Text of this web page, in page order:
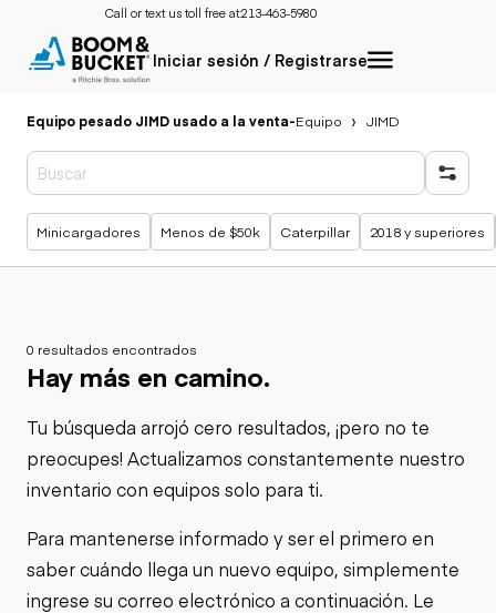
Call or text us toll free at:213-463-5980
Iniciar sesión / Registrarse
Equipo pesado JIMD usado a la venta-Equipo JIMD
Búsquedas populares
Minicargadores Menos de $50k Caterpillar 2018 y superiores
0 resultados encontrados
Hay más en camino.
Tu búsqueda arrojó cero resultados, ¡pero no te
preocupes! Actualizamos constantemente nuestro
inventario con equipos solo para ti.
Para mantenerse informado y ser el primero en
saber cuándo llega un nuevo equipo, simplemente
ingrese su correo electrónico a continuación. Le